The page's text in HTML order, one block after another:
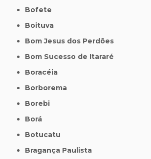
Bofete
Boituva
Bom Jesus dos Perdões
Bom Sucesso de Itararé
Boracéia
Borborema
Borebi
Borá
Botucatu
Bragança Paulista